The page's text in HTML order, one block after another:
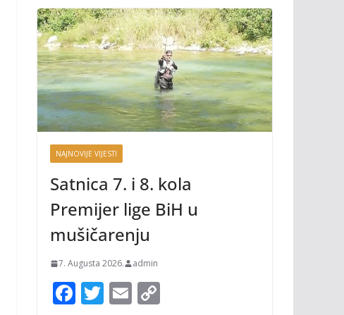
NAJNOVIJE VIJESTI
Satnica 7. i 8. kola
Premijer lige BiH u
mušičarenju
7. Augusta 2026. admin
F T E